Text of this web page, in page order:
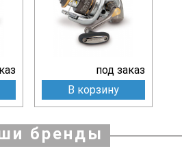
под заказ
В корзину
бренды